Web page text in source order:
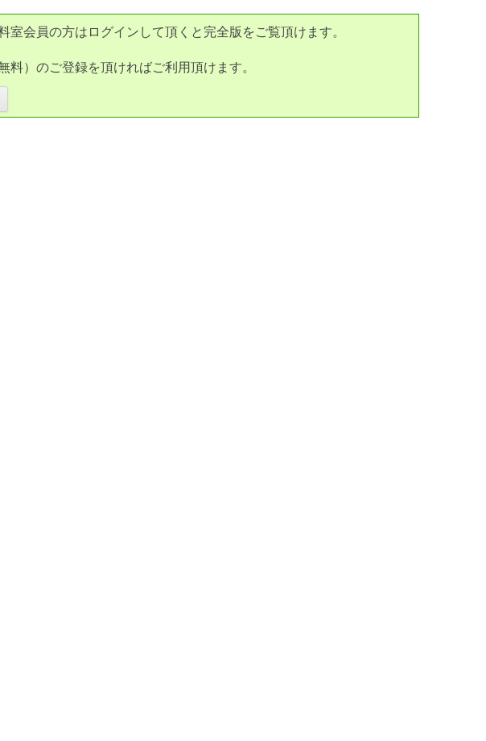
会員の方はログインして頂くと完全版をご覧頂けます。
料）のご登録を頂ければご利用頂けます。